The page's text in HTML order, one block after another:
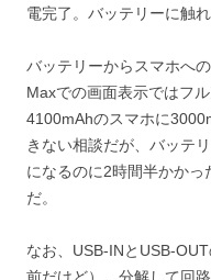
電完了。バッテリーに触
バッテリーからスマホへ
Maxでの画面表示ではフ
4100mAhのスマホに
きない相談だが、バッテ
になるのに2時間半かかっ
だ。
なお、USB-INとUSB-